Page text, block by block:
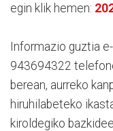
egin klik hemen:
Informazio guztia
943694322
berean, aurreko
hiruhilabeteko
kiroldegiko